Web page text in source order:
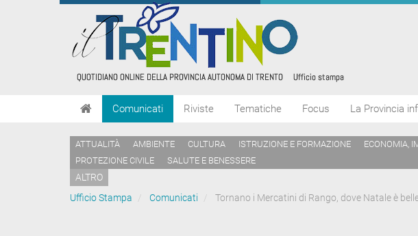
Comunicati Riviste Tematiche Focus La Provincia
ATTUALITÀ AMBIENTE CULTURA ISTRUZIONE E FORMAZIONE ECONOMIA,
PROTEZIONE CIVILE
SALUTE E BENESSERE
ALTRO
Ufficio Stampa
Comunicati Tornano i Mercatini di Rango, dove Natale è